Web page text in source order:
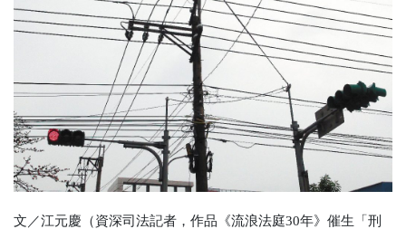
文／江元慶（資深司法記者，作品《流浪法庭30年》催生「刑